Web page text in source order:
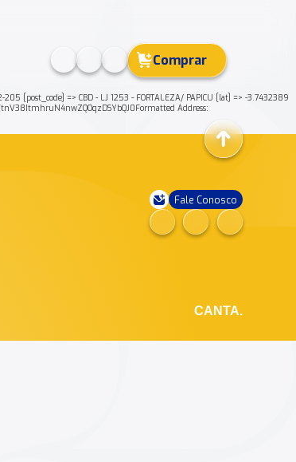
Comprar
205 [post_code] => CBD - LJ 1253 - FORTALEZA/ PAPICU [lat] => -3.7432389
Address:
Fale Conosco
CANTA.